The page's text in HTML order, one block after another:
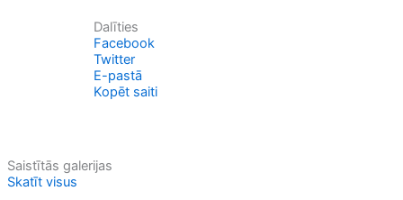
Dalīties
Facebook
Twitter
E-pastā
Kopēt saiti
Saistītās galerijas
Skatīt visus